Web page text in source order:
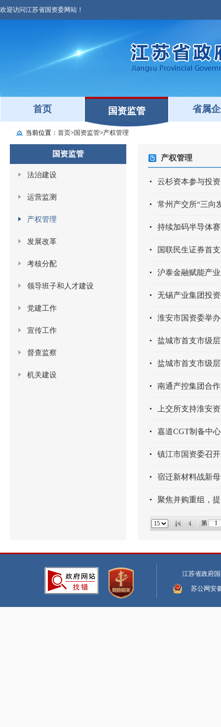
欢迎访问江苏省国资委网站！
首页 国资监管 省属
当前位置： 首页>国资监管>产权管理
国资监管
法治建设
运营监测
产权管理
发展改革
考核分配
领导班子和人才建设
党建工作
宣传工作
督查监察
机关建设
产权管理
云杉资本参与投
常州产交所“三向
持续加码半导体
国联民生证券首
沪泰金融赋能产
无锡产业集团投
淮安市国资委举
盐城市首支市级
盐城市首支市级
南通产控集团合
上交所支持淮安
嘉道CGT制备中
镇江市国资委召
宿迁新材料战新
聚焦并购重组，
第
江苏省政府
苏公网安